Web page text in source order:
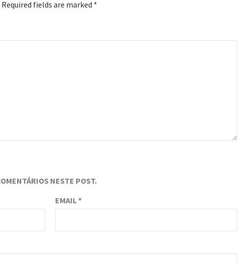
Required fields are marked *
NESTE POST.
EMAIL*